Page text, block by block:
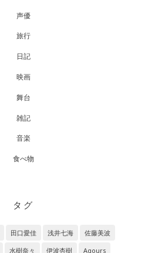
声優
旅行
日記
映画
舞台
雑記
音楽
食べ物
タグ
田口愛佳 浅井七海
佐藤美波
水樹奈々 伊波杏樹
Aqours